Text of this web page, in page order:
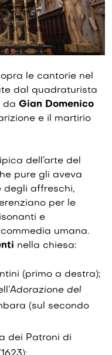
le cantorie nel
dal quadraturista
da Gian Domenico
e il martirio
dell’arte del
pure gli aveva
degli affreschi,
per le
e
umana.
nella chiesa:
(primo a destra);
Adorazione del
(sul secondo
dei Patroni di